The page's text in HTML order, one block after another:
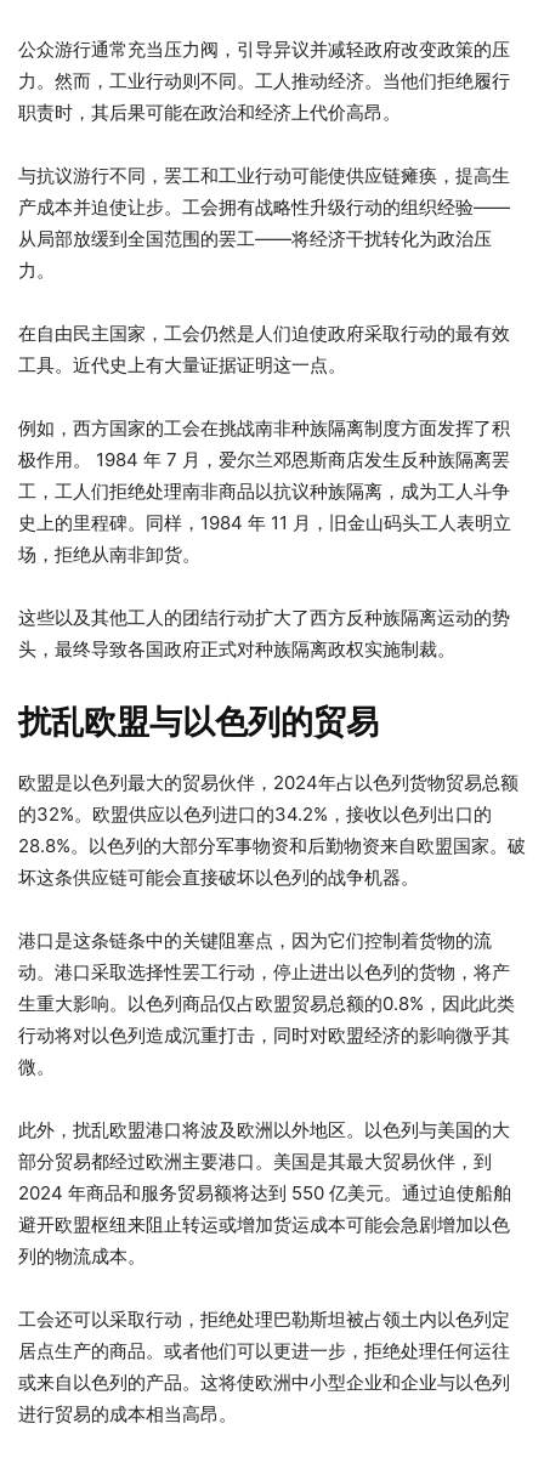
公众游行通常充当压力阀，引导异议并减轻政府改变政策的压
力。然而，工业行动则不同。工人推动经济。当他们拒绝履行
职责时，其后果可能在政治和经济上代价高昂。
与抗议游行不同，罢工和工业行动可能使供应链瘫痪，提高生
产成本并迫使让步。工会拥有战略性升级行动的组织经验——
从局部放缓到全国范围的罢工——将经济干扰转化为政治压
力。
在自由民主国家，工会仍然是人们迫使政府采取行动的最有效
工具。近代史上有大量证据证明这一点。
例如，西方国家的工会在挑战南非种族隔离制度方面发挥了积
极作用。 1984 年 7 月，爱尔兰邓恩斯商店发生反种族隔离罢
工，工人们拒绝处理南非商品以抗议种族隔离，成为工人斗争
史上的里程碑。同样，1984 年 11 月，旧金山码头工人表明立
场，拒绝从南非卸货。
这些以及其他工人的团结行动扩大了西方反种族隔离运动的势
头，最终导致各国政府正式对种族隔离政权实施制裁。
扰乱欧盟与以色列的贸易
欧盟是以色列最大的贸易伙伴，2024年占以色列货物贸易总额
的32%。欧盟供应以色列进口的34.2%，接收以色列出口的
28.8%。以色列的大部分军事物资和后勤物资来自欧盟国家。破
坏这条供应链可能会直接破坏以色列的战争机器。
港口是这条链条中的关键阻塞点，因为它们控制着货物的流
动。港口采取选择性罢工行动，停止进出以色列的货物，将产
生重大影响。以色列商品仅占欧盟贸易总额的0.8%，因此此类
行动将对以色列造成沉重打击，同时对欧盟经济的影响微乎其
微。
此外，扰乱欧盟港口将波及欧洲以外地区。以色列与美国的大
部分贸易都经过欧洲主要港口。美国是其最大贸易伙伴，到
2024 年商品和服务贸易额将达到 550 亿美元。通过迫使船舶
避开欧盟枢纽来阻止转运或增加货运成本可能会急剧增加以色
列的物流成本。
工会还可以采取行动，拒绝处理巴勒斯坦被占领土内以色列定
居点生产的商品。或者他们可以更进一步，拒绝处理任何运往
或来自以色列的产品。这将使欧洲中小型企业和企业与以色列
进行贸易的成本相当高昂。